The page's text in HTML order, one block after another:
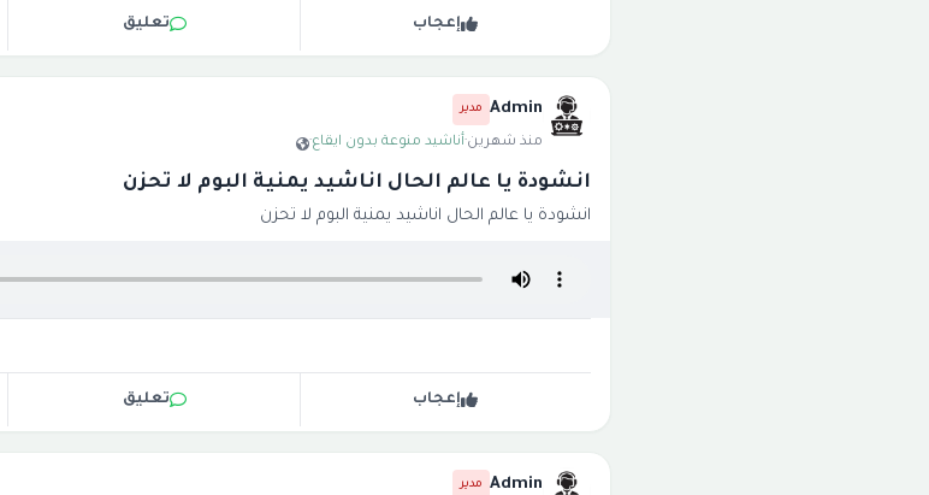
إعجاب تعليق
Admin مدير
منذ شهرين·أناشيد منوعة بدون ايقاع·
انشودة يا عالم الحال اناشيد يمنية البوم لا تحزن
انشودة يا عالم الحال اناشيد يمنية البوم لا تحزن
إعجاب تعليق
Admin مدير